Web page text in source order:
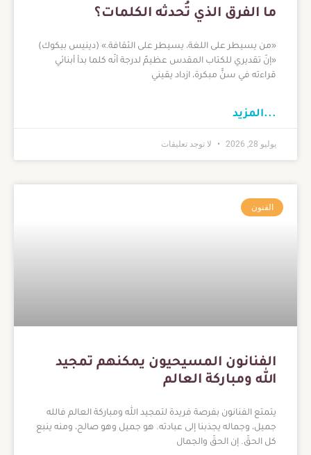
ما الفرق الذي تُحدثه الكلمات؟
«من يسيطر على اللغة، يسيطر على الثقافة.» (دينيس بيكوك)
«إنّ تقديري للكتاب المقدس عظيمٌ لدرجة أنّه كلما بدأ أبنائي
قراءته في سنٍّ مبكرة، ازداد يقيني
...المزيد
يوليو 28, 2026 لا توجد تعليقات
الفنون
الفنانون المسيحيون يمكنهم تمجيد
الله ومباركة العالم
يتمتع الفنانون بفرصة فريدة لتمجيد الله ومباركة العالم فالله
جميل، وجماله يجذبنا إلى عبادته. هو جميل وهو صالح، ومنه ينبع
كل الحقّ. إن الحقّ والجمال